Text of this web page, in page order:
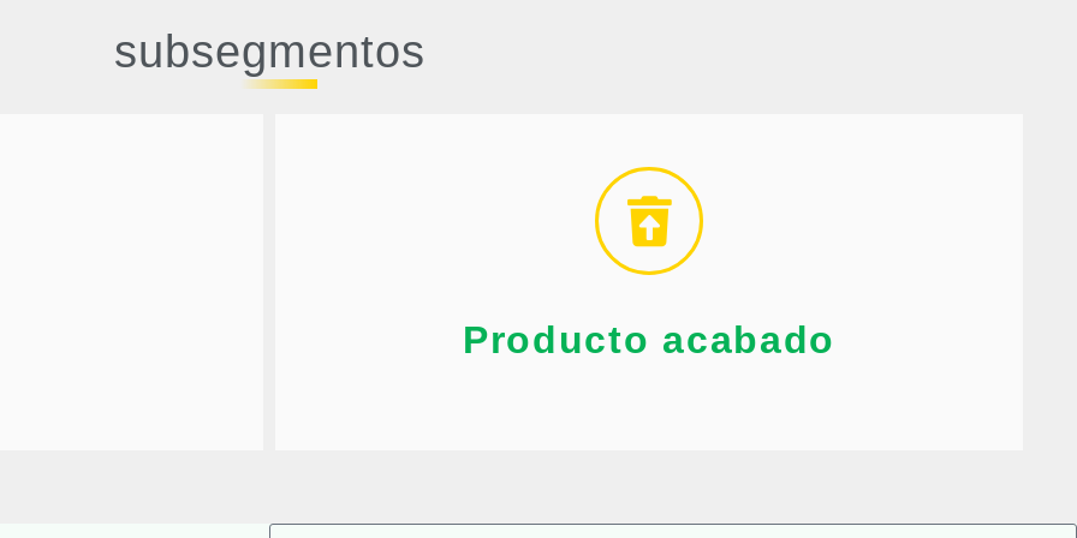
subsegmentos
la logística de celulosa
afines, con un proceso
Producto acabado
Producto acabado
Nuestros profesionales están preparados para manejar el transporte de los más
diferentes tipos de productos, tales como papel, rollos de papel, cajas y mucho más,
de manera que sea posible evitar cualquier tipo de daño a los artículos.